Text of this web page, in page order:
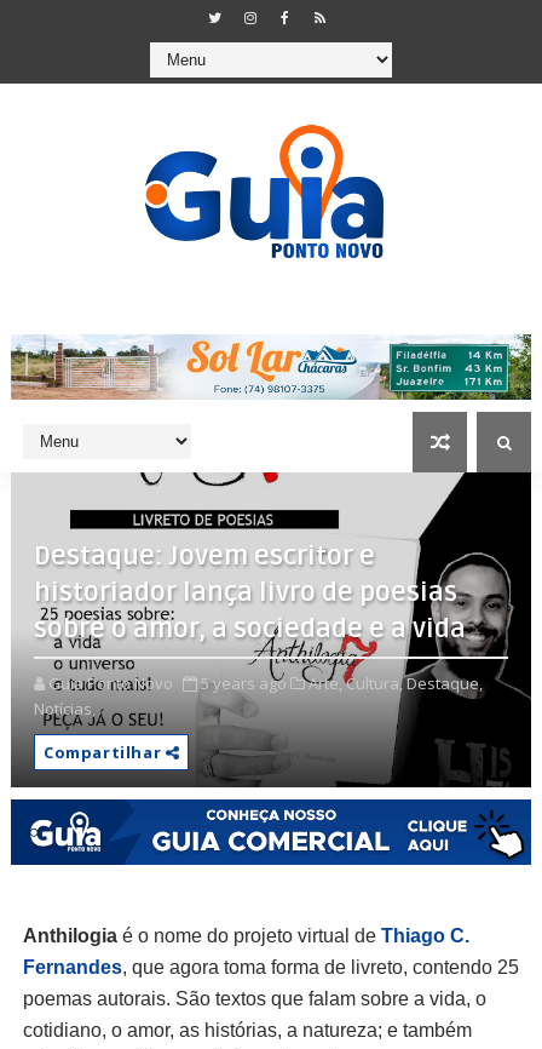
Destaque: Jovem escritor e
historiador lança livro de poesias
sobre o amor, a sociedade e a vida
Guia Ponto Novo 5 years ago Arte, Cultura,Destaque,
Notícias,
Compartilhar
Anthilogiaé o nome do projeto virtual de Thiago C.
Fernandes, que agora toma forma de livreto, contendo 25
poemas autorais. São textos que falam sobre a vida, o
cotidiano, o amor, as histórias, a natureza; e também